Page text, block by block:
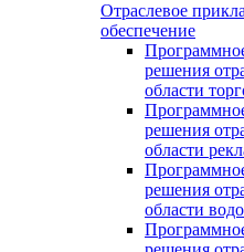
Отраслевое
обеспечение
решения
области
решения
области
решения
области